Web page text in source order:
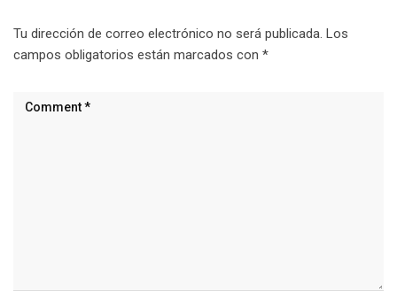
Tu dirección de correo electrónico no será publicada. Los
campos obligatorios están marcados con *